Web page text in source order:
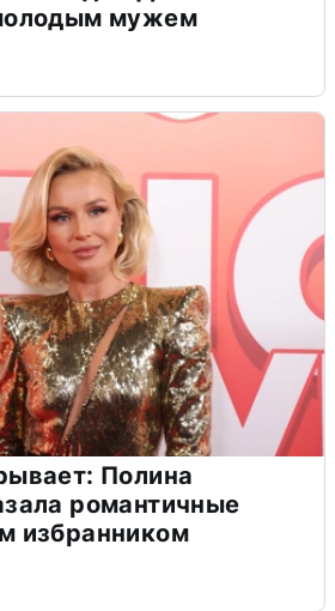
мужем
Полина
романтичные
избранником